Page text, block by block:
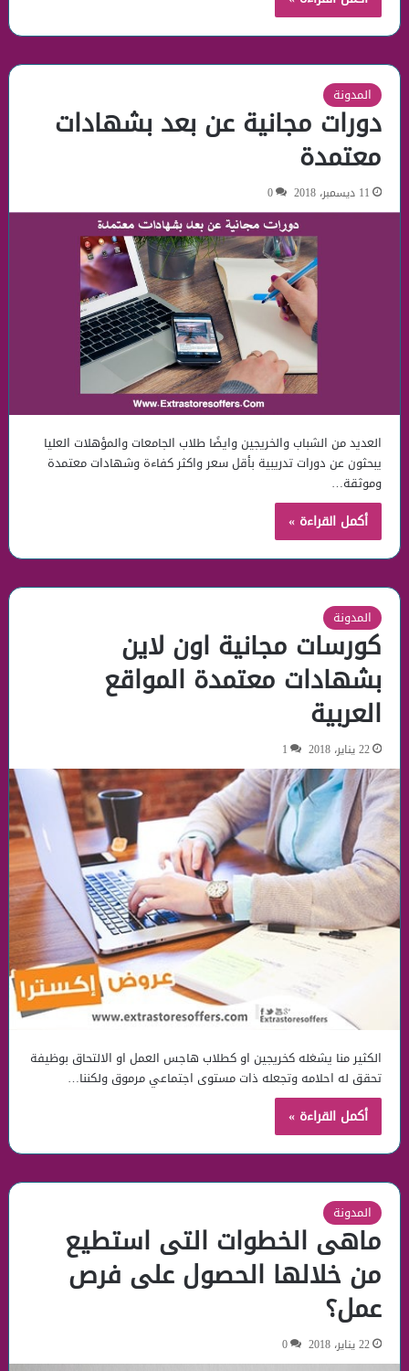
المدونة
دورات مجانية عن بعد بشهادات
معتمدة
11 ديسمبر، 2018 0
العديد من الشباب والخريجين وايضًا طلاب الجامعات والمؤهلات العليا
يبحثون عن دورات تدريبية بأقل سعر واكثر كفاءة وشهادات معتمدة
وموثقة…
أكمل القراءة »
المدونة
كورسات مجانية اون لاين
بشهادات معتمدة المواقع
العربية
22 يناير، 2018 1
الكثير منا يشغله كخريجين او كطلاب هاجس العمل او الالتحاق بوظيفة
تحقق له احلامه وتجعله ذات مستوى اجتماعي مرموق ولكننا…
أكمل القراءة »
المدونة
ماهى الخطوات التى استطيع
من خلالها الحصول على فرص
عمل؟
22 يناير، 2018 0